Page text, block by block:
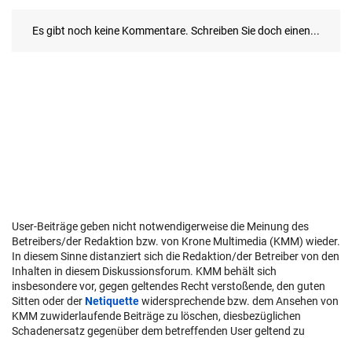
User-Beiträge geben nicht notwendigerweise die Meinung des
Betreibers/der Redaktion bzw. von Krone Multimedia (KMM) wieder.
In diesem Sinne distanziert sich die Redaktion/der Betreiber von den
Inhalten in diesem Diskussionsforum. KMM behält sich
insbesondere vor, gegen geltendes Recht verstoßende, den guten
Sitten oder derNetiquettewidersprechende bzw. dem Ansehen von
KMM zuwiderlaufende Beiträge zu löschen, diesbezüglichen
Schadenersatz gegenüber dem betreffenden User geltend zu